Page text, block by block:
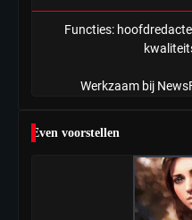
Functies:
Werkzaam bij
Even voorstellen